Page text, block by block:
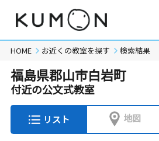
HOME お近くの教室を探す 検索結果
福島県郡山市白岩町
付近の公文式教室
リスト 地図